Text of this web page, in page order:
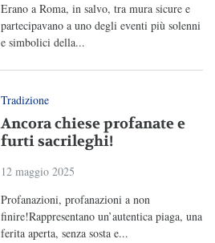
Erano a Roma, in salvo, tra mura sicure e
partecipavano a uno degli eventi più solenni
e simbolici della...
Tradizione
Ancora chiese profanate e
furti sacrileghi!
12 maggio 2025
Profanazioni, profanazioni a non
finire!Rappresentano un’autentica piaga, una
ferita aperta, senza sosta e...